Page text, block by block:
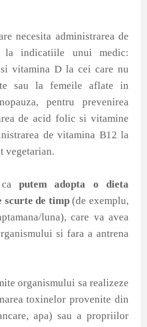
necesita administrarea de
la indicatiile unui medic:
vitamina D la cei care nu
sau la femeile aflate in
pentru prevenirea
de acid folic si vitamine
de vitamina B12 la
vegetarian.
caputem adopta o dieta
scurte de timp(de exemplu,
luna), care va avea
si fara a antrena
organismului sa realizeze
toxinelor provenite din
apa) sau a propriilor